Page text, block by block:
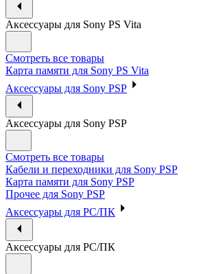
Аксессуары для Sony PS Vita
Смотреть все товары
Карта памяти для Sony PS Vita
Аксессуары для Sony PSP
Аксессуары для Sony PSP
Смотреть все товары
Кабели и переходники для Sony PSP
Карта памяти для Sony PSP
Прочее для Sony PSP
Аксессуары для PC/ПК
Аксессуары для PC/ПК